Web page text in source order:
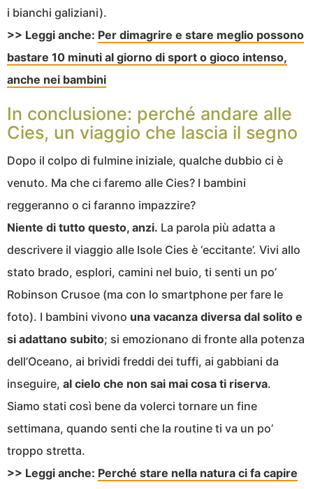
i bianchi galiziani).
>> Leggi anche: Per dimagrire e stare meglio possono
bastare 10 minuti al giorno di sport o gioco intenso,
anche nei bambini
In conclusione: perché andare alle
Cies, un viaggio che lascia il segno
Dopo il colpo di fulmine iniziale, qualche dubbio ci è
venuto. Ma che ci faremo alle Cies? I bambini
reggeranno o ci faranno impazzire?
Niente di tutto questo, anzi. La parola più adatta a
descrivere il viaggio alle Isole Cies è ‘eccitante’. Vivi allo
stato brado, esplori, camini nel buio, ti senti un po’
Robinson Crusoe (ma con lo smartphone per fare le
foto). I bambini vivono una vacanza diversa dal solito e
si adattano subito; si emozionano di fronte alla potenza
dell’Oceano, ai brividi freddi dei tuffi, ai gabbiani da
inseguire, al cielo che non sai mai cosa ti riserva.
Siamo stati così bene da volerci tornare un fine
settimana, quando senti che la routine ti va un po’
troppo stretta.
>> Leggi anche: Perché stare nella natura ci fa capire